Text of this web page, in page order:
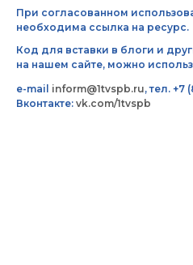
При согласованном
необходима ссылка на ресурс.
Код для вставки в блоги и
на нашем сайте, можно
e-mail inform@1tvspb.ru, тел. +7
Вконтакте: vk.com/1tvspb